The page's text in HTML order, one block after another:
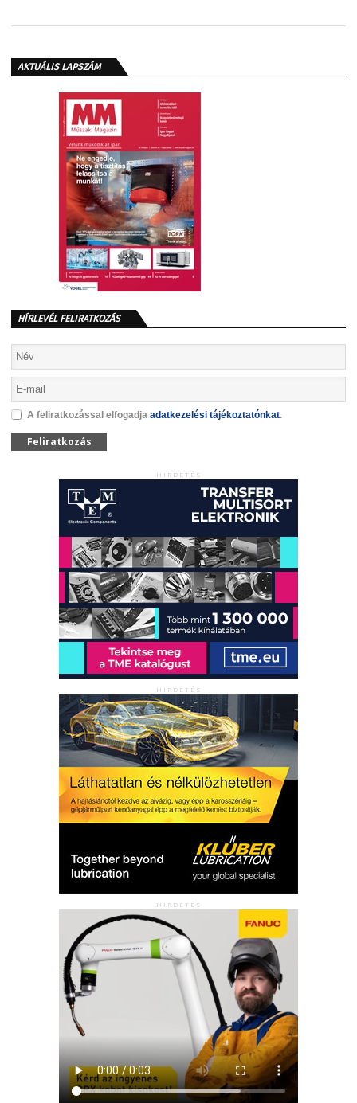
AKTUÁLIS LAPSZÁM
HÍRLEVÉL FELIRATKOZÁS
A feliratkozással elfogadja adatkezelési tájékoztatónkat.
Feliratkozás
HIRDETÉS
HIRDETÉS
HIRDETÉS